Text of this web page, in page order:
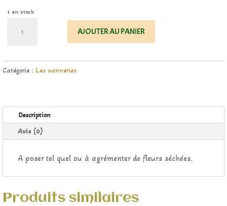
1 en stock
AJOUTER AU PANIER
Catégorie : Les vanneries
Description
Avis (0)
A poser tel quel ou à agrémenter de fleurs séchées.
Produits similaires